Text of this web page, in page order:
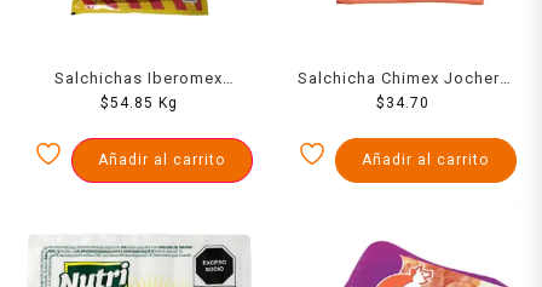
Salchichas Iberomex
Salchirica Rendidora 1000
$54.85 Kg
Añadir al carrito
Salchicha Chimex Jochera
600 Grs
$ 34.70
Añadir al carrito